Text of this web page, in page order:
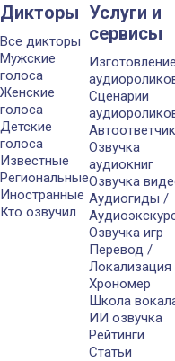
Дикторы
Все дикторы
Мужские
голоса
Женские
голоса
Детские
голоса
Известные
Региональные
Иностранные
Кто озвучил
Услуги и
сервисы
Изготовление
Сценарии
Озвучка
аудиокниг
Озвучка
Аудиогиды /
Озвучка игр
Перевод /
Локализация
Хрономер
Школа
ИИ озвучка
Рейтинги
Статьи